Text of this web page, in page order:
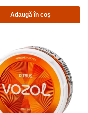
Adaugă în coș